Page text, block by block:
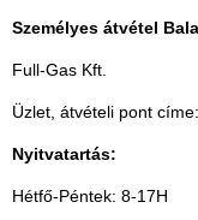
Személyes átvétel
Full-Gas Kft.
Üzlet, átvételi pont
Nyitvatartás:
Hétfő-Péntek: 8-17H